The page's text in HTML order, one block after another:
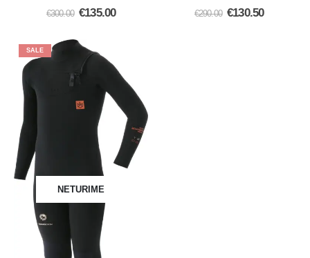
€300.00 €135.00 €290.00 €130.50
SALE
NETURIME